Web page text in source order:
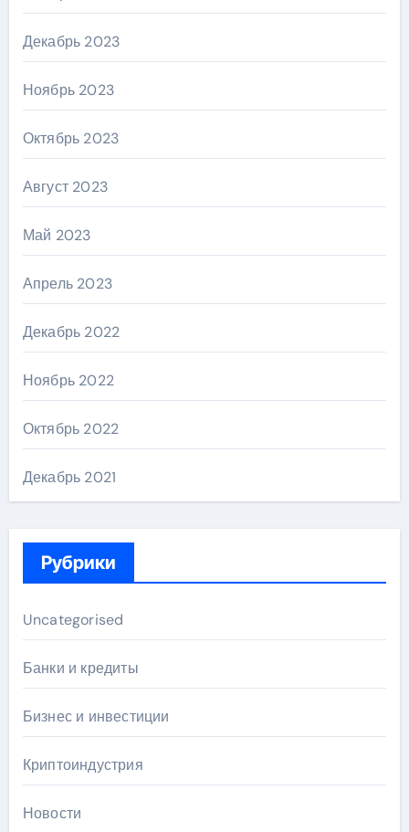
Декабрь 2023
Ноябрь 2023
Октябрь 2023
Август 2023
Май 2023
Апрель 2023
Декабрь 2022
Ноябрь 2022
Октябрь 2022
Декабрь 2021
Рубрики
Uncategorised
Банки и кредиты
Бизнес и инвестиции
Криптоиндустрия
Новости